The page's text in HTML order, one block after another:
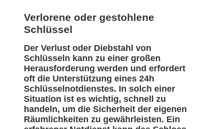
Verlorene oder gestohlene
Schlüssel
Der Verlust oder Diebstahl von
Schlüsseln kann zu einer großen
Herausforderung werden und erfordert
oft die Unterstützung eines 24h
Schlüsselnotdienstes. In solch einer
Situation ist es wichtig, schnell zu
handeln, um die Sicherheit der eigenen
Räumlichkeiten zu gewährleisten. Ein